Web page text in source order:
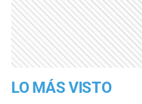
LO MÁS VISTO